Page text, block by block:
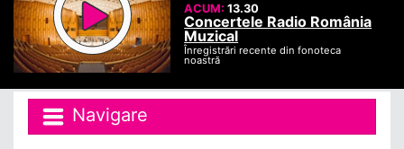
ACUM:13.30
Concertele Radio România
Muzical
Înregistrări recente din fonoteca
noastră
Navigare